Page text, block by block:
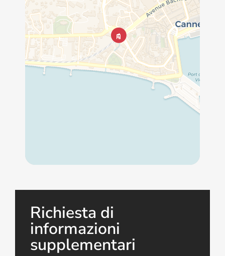
Richiesta di
informazioni
supplementari